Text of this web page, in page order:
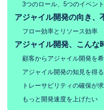
3つのロール、5つのイベン
アジャイル開発の向き、
フロー効率とリソース効率
アジャイル開発、こんな
顧客からアジャイル開発を
アジャイル開発の知見を得
トレーサビリティの確保が
もっと開発速度を上げたい